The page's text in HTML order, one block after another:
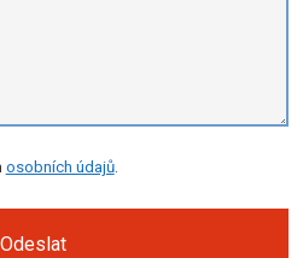
osobních údajů.
Odeslat